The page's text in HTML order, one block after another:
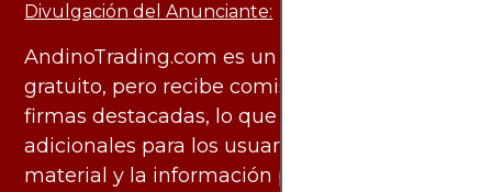
Divulgación del Anunciante:
AndinoTrading.com es un sitio de uso
gratuito, pero recibe comisiones de algunas
firmas destacadas, lo que no genera costos
adicionales para los usuarios. Todo el
material y la información publicados se